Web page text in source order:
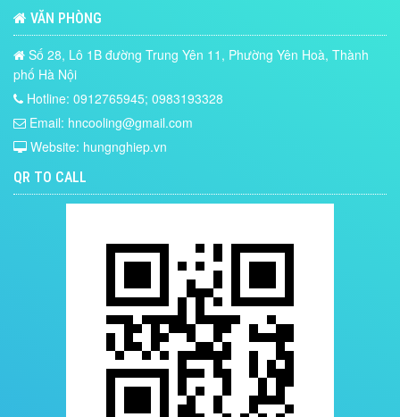
VĂN PHÒNG
Số 28, Lô 1B đường Trung Yên 11, Phường Yên Hoà, Thành
phố Hà Nội
Hotline: 0912765945; 0983193328
Email: hncooling@gmail.com
Website: hungnghiep.vn
QR TO CALL